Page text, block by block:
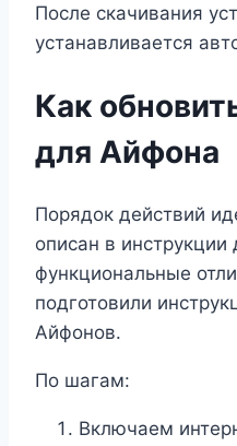
После скачивания
устанавливается
Как
для Айфона
Порядок действий
описан в
функциональные
подготовили
Айфонов.
По шагам:
Включаем